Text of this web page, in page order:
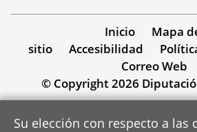
Inicio
Mapa
sitio
Accesibilidad
Correo Web
© Copyright 2026
Su elección con respecto a las